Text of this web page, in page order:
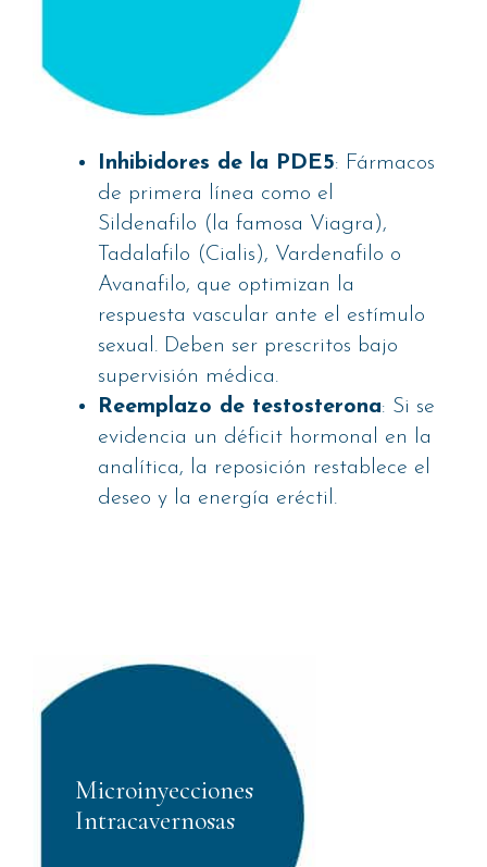
Inhibidores de la PDE5: Fármacos
de primera línea como el
Sildenafilo (la famosa Viagra),
Tadalafilo (Cialis), Vardenafilo o
Avanafilo, que optimizan la
respuesta vascular ante el estímulo
sexual. Deben ser prescritos bajo
supervisión médica.
Reemplazo de testosterona: Si se
evidencia un déficit hormonal en la
analítica, la reposición restablece el
deseo y la energía eréctil.
Microinyecciones
Intracavernosas